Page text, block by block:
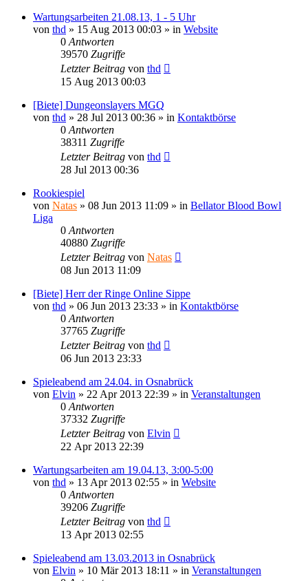
Wartungsarbeiten 21.08.13, 1 - 5 Uhr
von thd » 15 Aug 2013 00:03 » in Website
0 Antworten
39570 Zugriffe
Letzter Beitrag von thd
15 Aug 2013 00:03
[Biete] Dungeonslayers MGQ
von thd » 28 Jul 2013 00:36 » in Kontaktbörse
0 Antworten
38311 Zugriffe
Letzter Beitrag von thd
28 Jul 2013 00:36
Rookiespiel
von Natas » 08 Jun 2013 11:09 » in Bellator Blood Bowl
Liga
0 Antworten
40880 Zugriffe
Letzter Beitrag von Natas
08 Jun 2013 11:09
[Biete] Herr der Ringe Online Sippe
von thd » 06 Jun 2013 23:33 » in Kontaktbörse
0 Antworten
37765 Zugriffe
Letzter Beitrag von thd
06 Jun 2013 23:33
Spieleabend am 24.04. in Osnabrück
von Elvin » 22 Apr 2013 22:39 » in Veranstaltungen
0 Antworten
37332 Zugriffe
Letzter Beitrag von Elvin
22 Apr 2013 22:39
Wartungsarbeiten am 19.04.13, 3:00-5:00
von thd » 13 Apr 2013 02:55 » in Website
0 Antworten
39206 Zugriffe
Letzter Beitrag von thd
13 Apr 2013 02:55
Spieleabend am 13.03.2013 in Osnabrück
von Elvin » 10 Mär 2013 18:11 » in Veranstaltungen